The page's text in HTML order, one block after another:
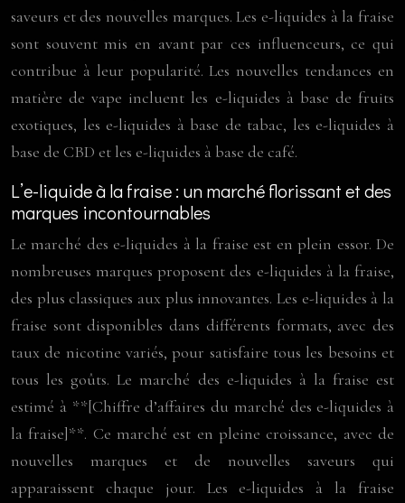
saveurs et des nouvelles marques. Les e-liquides à la fraise
sont souvent mis en avant par ces influenceurs, ce qui
contribue à leur popularité. Les nouvelles tendances en
matière de vape incluent les e-liquides à base de fruits
exotiques, les e-liquides à base de tabac, les e-liquides à
base de CBD et les e-liquides à base de café.
L’e-liquide à la fraise : un marché florissant et des
marques incontournables
Le marché des e-liquides à la fraise est en plein essor. De
nombreuses marques proposent des e-liquides à la fraise,
des plus classiques aux plus innovantes. Les e-liquides à la
fraise sont disponibles dans différents formats, avec des
taux de nicotine variés, pour satisfaire tous les besoins et
tous les goûts. Le marché des e-liquides à la fraise est
estimé à **[Chiffre d’affaires du marché des e-liquides à
la fraise]**. Ce marché est en pleine croissance, avec de
nouvelles marques et de nouvelles saveurs qui
apparaissent chaque jour. Les e-liquides à la fraise